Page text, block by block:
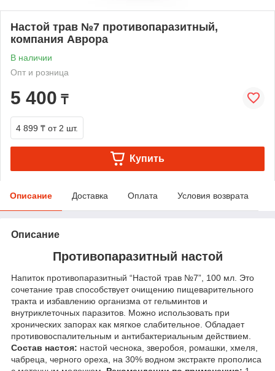
Настой трав №7 противопаразитный,
компания Аврора
В наличии
Опт и розница
5 400 ₸
4 899 ₸ от 2 шт.
Купить
Описание Доставка Оплата Условия возврата
Описание
Противопаразитный настой
Напиток противопаразитный “Настой трав №7”, 100 мл. Это
сочетание трав способствует очищению пищеварительного
тракта и избавлению организма от гельминтов и
внутриклеточных паразитов. Можно использовать при
хронических запорах как мягкое слабительное. Обладает
противовоспалительным и антибактериальным действием.
Состав настоя: настой чеснока, зверобоя, ромашки, хмеля,
чабреца, черного ореха, на 30% водном экстракте прополиса